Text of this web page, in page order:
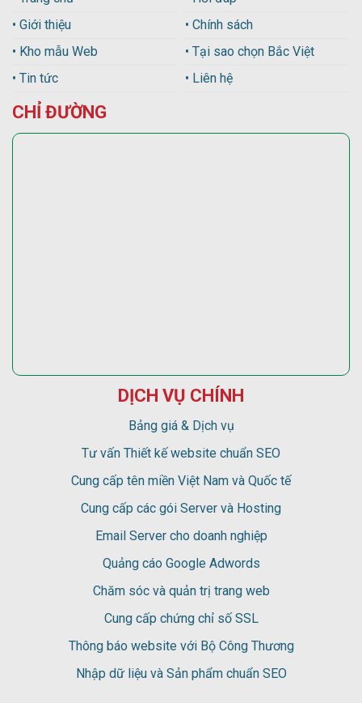
• Giới thiệu
• Kho mẫu Web
• Tin tức
• Chính sách
• Tại sao chọn Bắc Việt
• Liên hệ
CHỈ ĐƯỜNG
DỊCH VỤ CHÍNH
Bảng giá & Dịch vụ
Tư vấn Thiết kế website chuẩn SEO
Cung cấp tên miền Việt Nam và Quốc tế
Cung cấp các gói Server và Hosting
Email Server cho doanh nghiệp
Quảng cáo Google Adwords
Chăm sóc và quản trị trang web
Cung cấp chứng chỉ số SSL
Thông báo website với Bộ Công Thương
Nhập dữ liệu và Sản phẩm chuẩn SEO